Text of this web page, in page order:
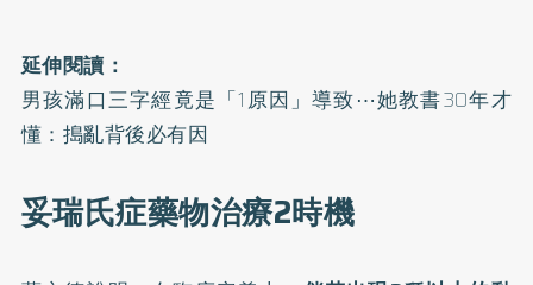
延伸閱讀：
男孩滿口三字經竟是「1原因」導致⋯她教書30年才
懂：搗亂背後必有因
妥瑞氏症藥物治療2時機